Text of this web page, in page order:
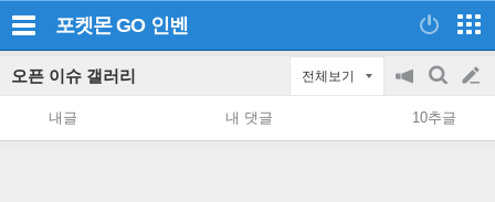
포켓몬 GO 인벤
오픈 이슈 갤러리 전체보기
공
지
on/off
검
색
글
쓰
내글 내 댓글 10추글